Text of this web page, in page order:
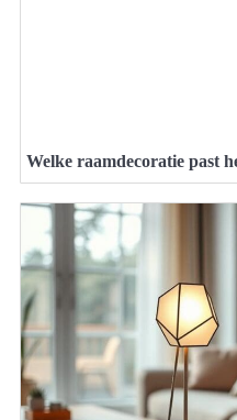
Welke raamdecoratie past